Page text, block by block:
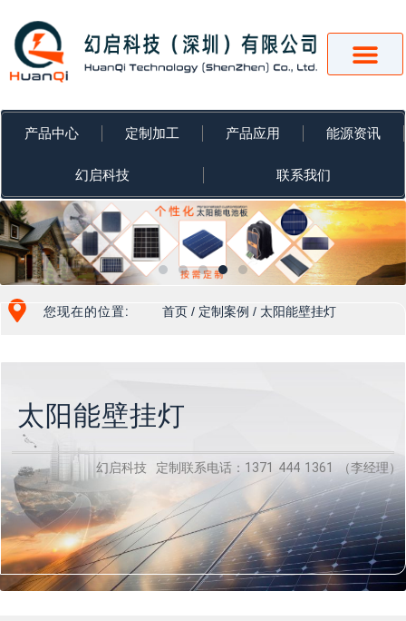
容
产品中心 定制加工 产品应用 能源资讯
幻启科技 联系我们
您现在的位置: 首页 / 定制案例 / 太阳能壁挂灯
太阳能壁挂灯
幻启科技 定制联系电话：1371 444 1361 （李经理）